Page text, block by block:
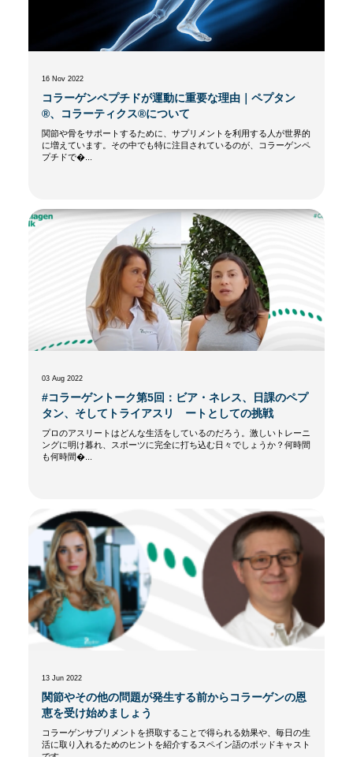
16 Nov 2022
コラーゲンペプチドが運動に重要な理由｜ペプタン
®、コラーティクス®について
関節や骨をサポートするために、サプリメントを利用する人が世界的
に増えています。その中でも特に注目されているのが、コラーゲンペ
プチドで�...
03 Aug 2022
#コラーゲントーク第5回：ビア・ネレス、日課のペプ
タン、そしてトライアスリ ートとしての挑戦
プロのアスリートはどんな生活をしているのだろう。激しいトレーニ
ングに明け暮れ、スポーツに完全に打ち込む日々でしょうか？何時間
も何時間�...
13 Jun 2022
関節やその他の問題が発生する前からコラーゲンの恩
恵を受け始めましょう
コラーゲンサプリメントを摂取することで得られる効果や、毎日の生
活に取り入れるためのヒントを紹介するスペイン語のポッドキャスト